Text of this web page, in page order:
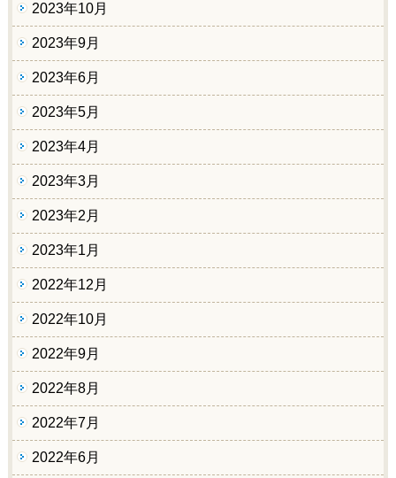
2023年10月
2023年9月
2023年6月
2023年5月
2023年4月
2023年3月
2023年2月
2023年1月
2022年12月
2022年10月
2022年9月
2022年8月
2022年7月
2022年6月